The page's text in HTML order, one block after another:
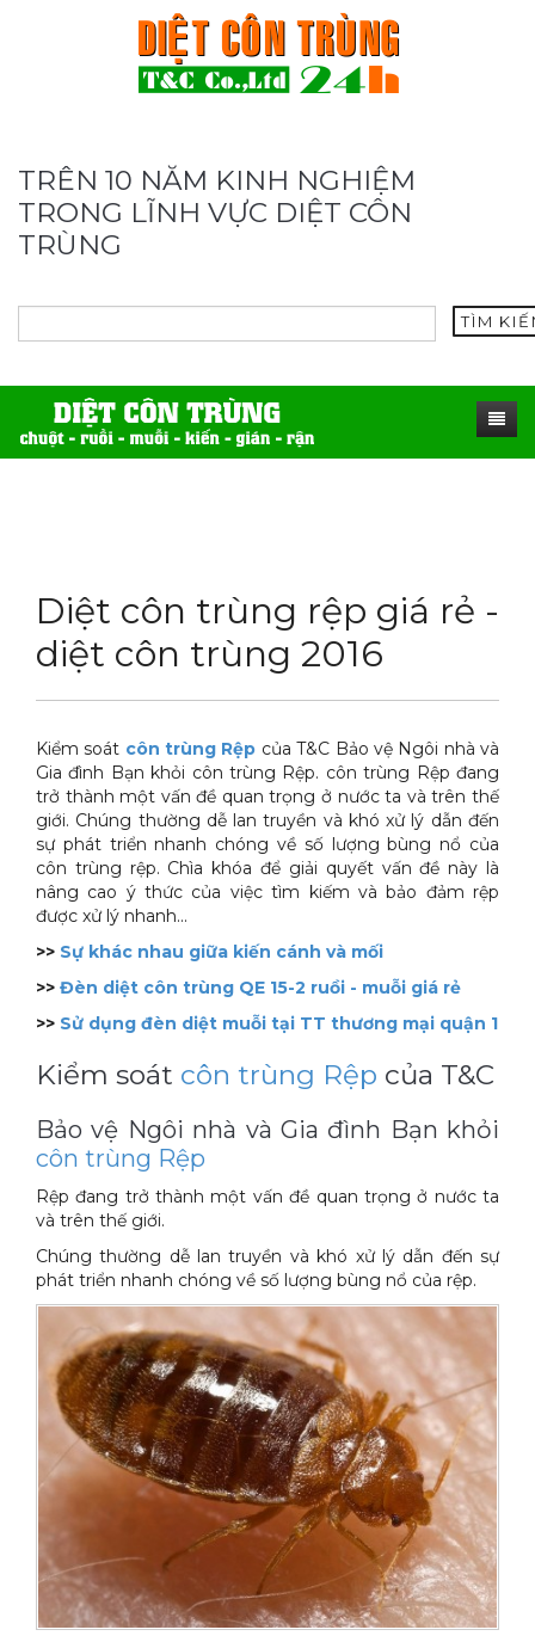
TRÊN 10 NĂM KINH NGHIỆM
TRONG LĨNH VỰC DIỆT CÔN
TRÙNG
TÌM
Thuốc diệt kiến Sài Gòn
Thuốc diệt gián Sài Gòn
Thuốc diệt mối Sài Gòn
Máy phun rửa cao cấp
Thiết bị vệ sinh sản phẩm
Thiết bị lau kính toà nhà
Máy chà rửa đánh bóng sàn
Dịch vụ tiêu diệt mối tận gốc
Dịch vụ phun thuốc phòng trừ muỗi
Dịch vụ cung ứng thuốc diệt côn trùng
Dịch vụ kiểm soát gián
Dịch vụ phun diệt ruồi gây hại
Dịch vụ tiêu diệt gián gây hại sức khỏe
Dịch vụ xử lý tiêu diệt kiến tận gốc
THỦ THUẬT
Tin tức động vật
Hình ảnh
Sitemap
Video
Tài liệu xử lý côn trùng
LIÊN HỆ
Diệt côn trùng rệp giá rẻ -
diệt côn trùng 2016
Kiểm soát côn trùng Rệp của T&C Bảo vệ Ngôi nhà và
Gia đình Bạn khỏi côn trùng Rệp. côn trùng Rệp đang
trở thành một vấn đề quan trọng ở nước ta và trên thế
giới. Chúng thường dễ lan truyền và khó xử lý dẫn đến
sự phát triển nhanh chóng về số lượng bùng nổ của
côn trùng rệp. Chìa khóa để giải quyết vấn đề này là
nâng cao ý thức của việc tìm kiếm và bảo đảm rệp
được xử lý nhanh...
>> Sự khác nhau giữa kiến cánh và mối
>> Đèn diệt côn trùng QE 15-2 ruồi - muỗi giá rẻ
>> Sử dụng đèn diệt muỗi tại TT thương mại quận 1
Kiểm soát côn trùng Rệp của T&C
Bảo vệ Ngôi nhà và Gia đình Bạn khỏi
côn trùng Rệp
Rệp đang trở thành một vấn đề quan trọng ở nước ta
và trên thế giới.
Chúng thường dễ lan truyền và khó xử lý dẫn đến sự
phát triển nhanh chóng về số lượng bùng nổ của rệp.